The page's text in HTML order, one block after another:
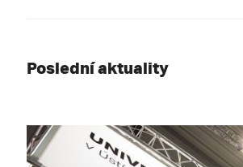
Poslední aktuality